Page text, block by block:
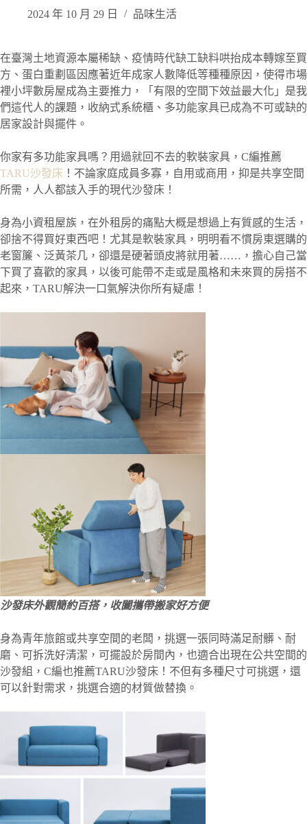
2024 年 10 月 29 日 品味生活
在臺灣土地資源本屬稀缺、疫情時代缺工缺料哄抬成本轉嫁至買
方、蛋白重劃區因應著近年成家人數降低等種種原因，使得市場
裡小坪數房屋成為主要推力，「有限的空間下效益最大化」是我
們這代人的課題，收納式系統櫃、多功能家具已成為不可或缺的
居家設計與擺件。
你家有多功能家具嗎？用過就回不去的軟裝家具，C編推薦
TARU沙發床 ！不論家庭成員多寡，自用或商用，抑是共享空間
所需，人人都該入手的現代沙發床！
身為小資租屋族，在外租房的痛點大概是想過上有質感的生活，
卻捨不得買好東西吧！尤其是軟裝家具，明明看不慣房東選購的
老窗簾、泛黃茶几，卻還是硬著頭皮將就用著……，擔心自己當
下買了喜歡的家具，以後可能帶不走或是風格和未來買的房搭不
起來，TARU解決一口氣解決你所有疑慮！
沙發床外觀簡約百搭，收闔攜帶搬家好方便
身為青年旅館或共享空間的老闆，挑選一張同時滿足耐髒、耐
磨、可拆洗好清潔，可擺設於房間內，也適合出現在公共空間的
沙發組，C編也推薦TARU沙發床！不但有多種尺寸可挑選，還
可以針對需求，挑選合適的材質做替換。